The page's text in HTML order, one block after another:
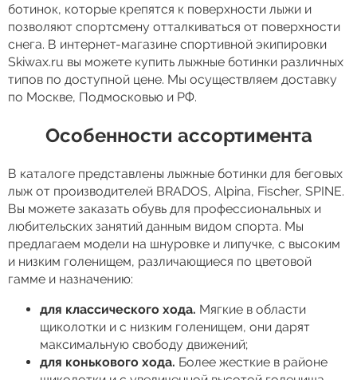
ботинок, которые крепятся к поверхности лыжи и
позволяют спортсмену отталкиваться от поверхности
снега. В интернет-магазине спортивной экипировки
Skiwax.ru вы можете купить лыжные ботинки различных
типов по доступной цене. Мы осуществляем доставку
по Москве, Подмосковью и РФ.
Особенности ассортимента
В каталоге представлены лыжные ботинки для беговых
лыж от производителей BRADOS, Alpina, Fischer, SPINE.
Вы можете заказать обувь для профессиональных и
любительских занятий данным видом спорта. Мы
предлагаем модели на шнуровке и липучке, с высоким
и низким голенищем, различающиеся по цветовой
гамме и назначению:
для классического хода. Мягкие в области
щиколотки и с низким голенищем, они дарят
максимальную свободу движений;
для конькового хода. Более жесткие в районе